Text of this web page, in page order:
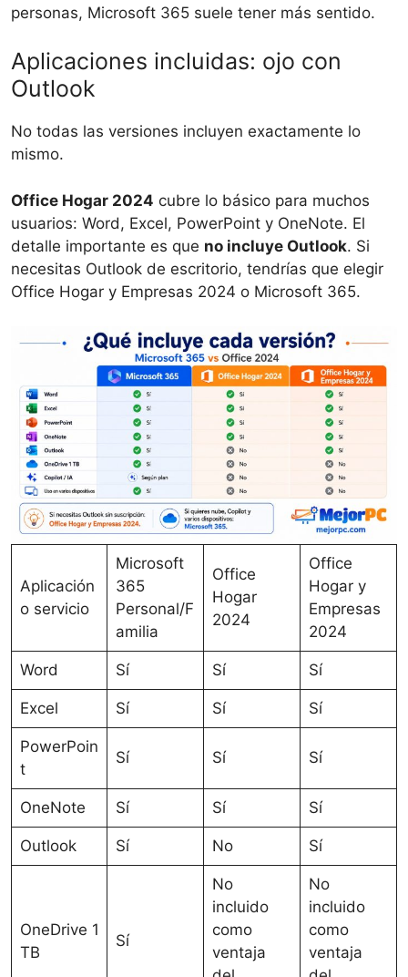
personas, Microsoft 365 suele tener más sentido.
Aplicaciones incluidas: ojo con
Outlook
No todas las versiones incluyen exactamente lo
mismo.
Office Hogar 2024 cubre lo básico para muchos
usuarios: Word, Excel, PowerPoint y OneNote. El
detalle importante es que no incluye Outlook. Si
necesitas Outlook de escritorio, tendrías que elegir
Office Hogar y Empresas 2024 o Microsoft 365.
Aplicación
o servicio
Microsoft
365
Personal/F
amilia
Office
Hogar
2024
Office
Hogar y
Empresas
2024
Word Sí Sí Sí
Excel Sí Sí Sí
PowerPoin
t
Sí Sí Sí
OneNote Sí Sí Sí
Outlook Sí No Sí
OneDrive 1
TB
Sí
No
incluido
como
ventaja
No
incluido
como
ventaja